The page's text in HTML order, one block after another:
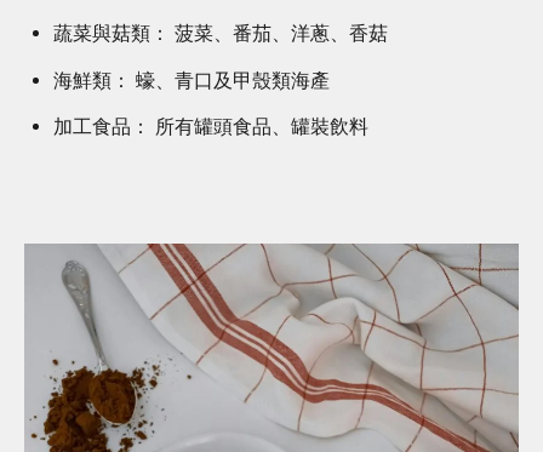
蔬菜與菇類： 菠菜、番茄、洋蔥、香菇
海鮮類： 蠔、青口及甲殼類海產
加工食品： 所有罐頭食品、罐裝飲料